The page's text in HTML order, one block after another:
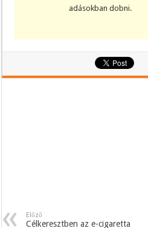
adásokban dobni.
Előző
Célkeresztben az e-cigaretta